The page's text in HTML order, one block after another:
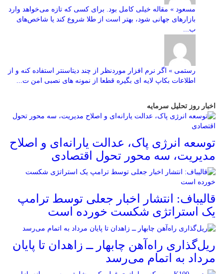
مسعود » مقاله خیلی کامل بود. برای کسی که تازه می‌خواهد وارد
بازارهای جهانی شود، بهتر است از طلا شروع کند یا شاخص‌های
ب...
رستمی » اگر نرم افزار موردنظر از چند دیتاسنتر استفاده کنه و از
اطلاعات بکاپ لایه ای بگیره قطعا از نمونه های نصبی امن ت...
اخبار روز تحلیل سرمایه
توسعه انرژی پاک، عدالت یارانه‌ای و اصلاح
مدیریت، سه محور تحول اقتصادی
قالیباف: انتشار اخبار جعلی توسط ترامپ
یک استراتژی شکست خورده است
ریل‌گذاری راه‌آهن چابهار ــ زاهدان تا پایان
مرداد به اتمام می‌رسد